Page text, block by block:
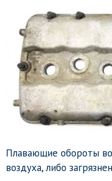
Плавающие обороты
воздуха, либо